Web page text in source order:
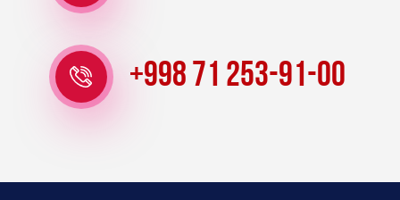
+998 71 253-91-00